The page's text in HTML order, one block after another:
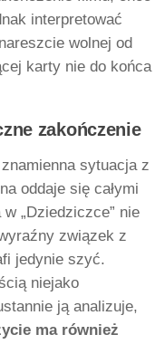
interpretować
wolnej od
karty nie do końca
zakończenie
sytuacja z
oddaje się całymi
„Dziedziczce” nie
związek z
jedynie szyć.
niejako
ją analizuje,
ma również